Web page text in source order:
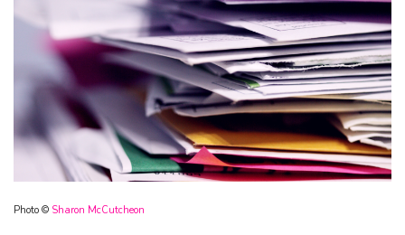
Photo © Sharon McCutcheon